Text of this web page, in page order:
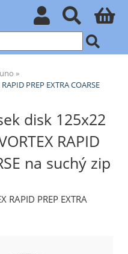
PREP EXTRA COARSE
disk 125x22
RAPID
na suchý zip
PREP EXTRA